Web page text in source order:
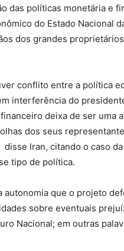
das políticas monetária e
do Estado Nacional
dos grandes
conflito entre a política
interferência do
deixa de ser uma
dos seus
Iran, citando o caso
tipo de política.
que o projeto
sobre eventuais
Nacional; em outras